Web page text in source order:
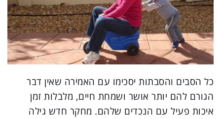
כל הסבים והסבתות יסכימו עם האמירה שאין דבר
הגורם להם יותר אושר ושמחת חיים, מלבלות זמן
איכות פעיל עם הנכדים שלהם. מחקר חדש גילה